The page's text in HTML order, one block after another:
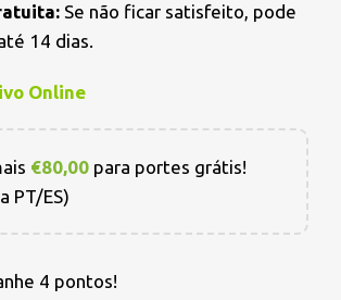
Se não ficar satisfeito, pode
14 dias.
Online
€80,00 para portes grátis!
PT/ES)
4 pontos!